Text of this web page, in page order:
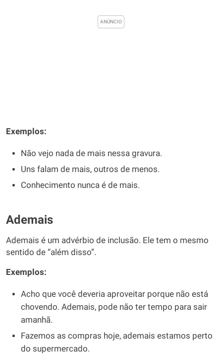
Exemplos:
Não vejo nada de mais nessa gravura.
Uns falam de mais, outros de menos.
Conhecimento nunca é de mais.
Ademais
Ademais é um advérbio de inclusão. Ele tem o mesmo
sentido de “além disso”.
Exemplos:
Acho que você deveria aproveitar porque não está
chovendo. Ademais, pode não ter tempo para sair
amanhã.
Fazemos as compras hoje, ademais estamos perto
do supermercado.